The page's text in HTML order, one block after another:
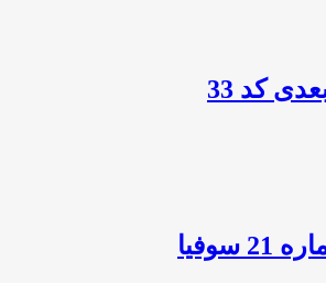
کد 33